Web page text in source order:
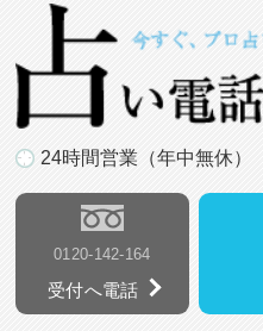
24時間営業（年中無休）
0120-142-164
受付へ電話